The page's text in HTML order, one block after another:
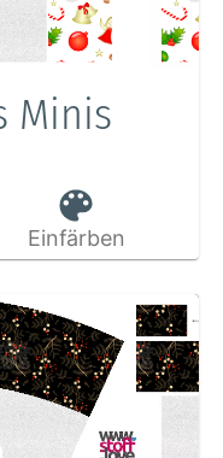
Minis
Einfärben